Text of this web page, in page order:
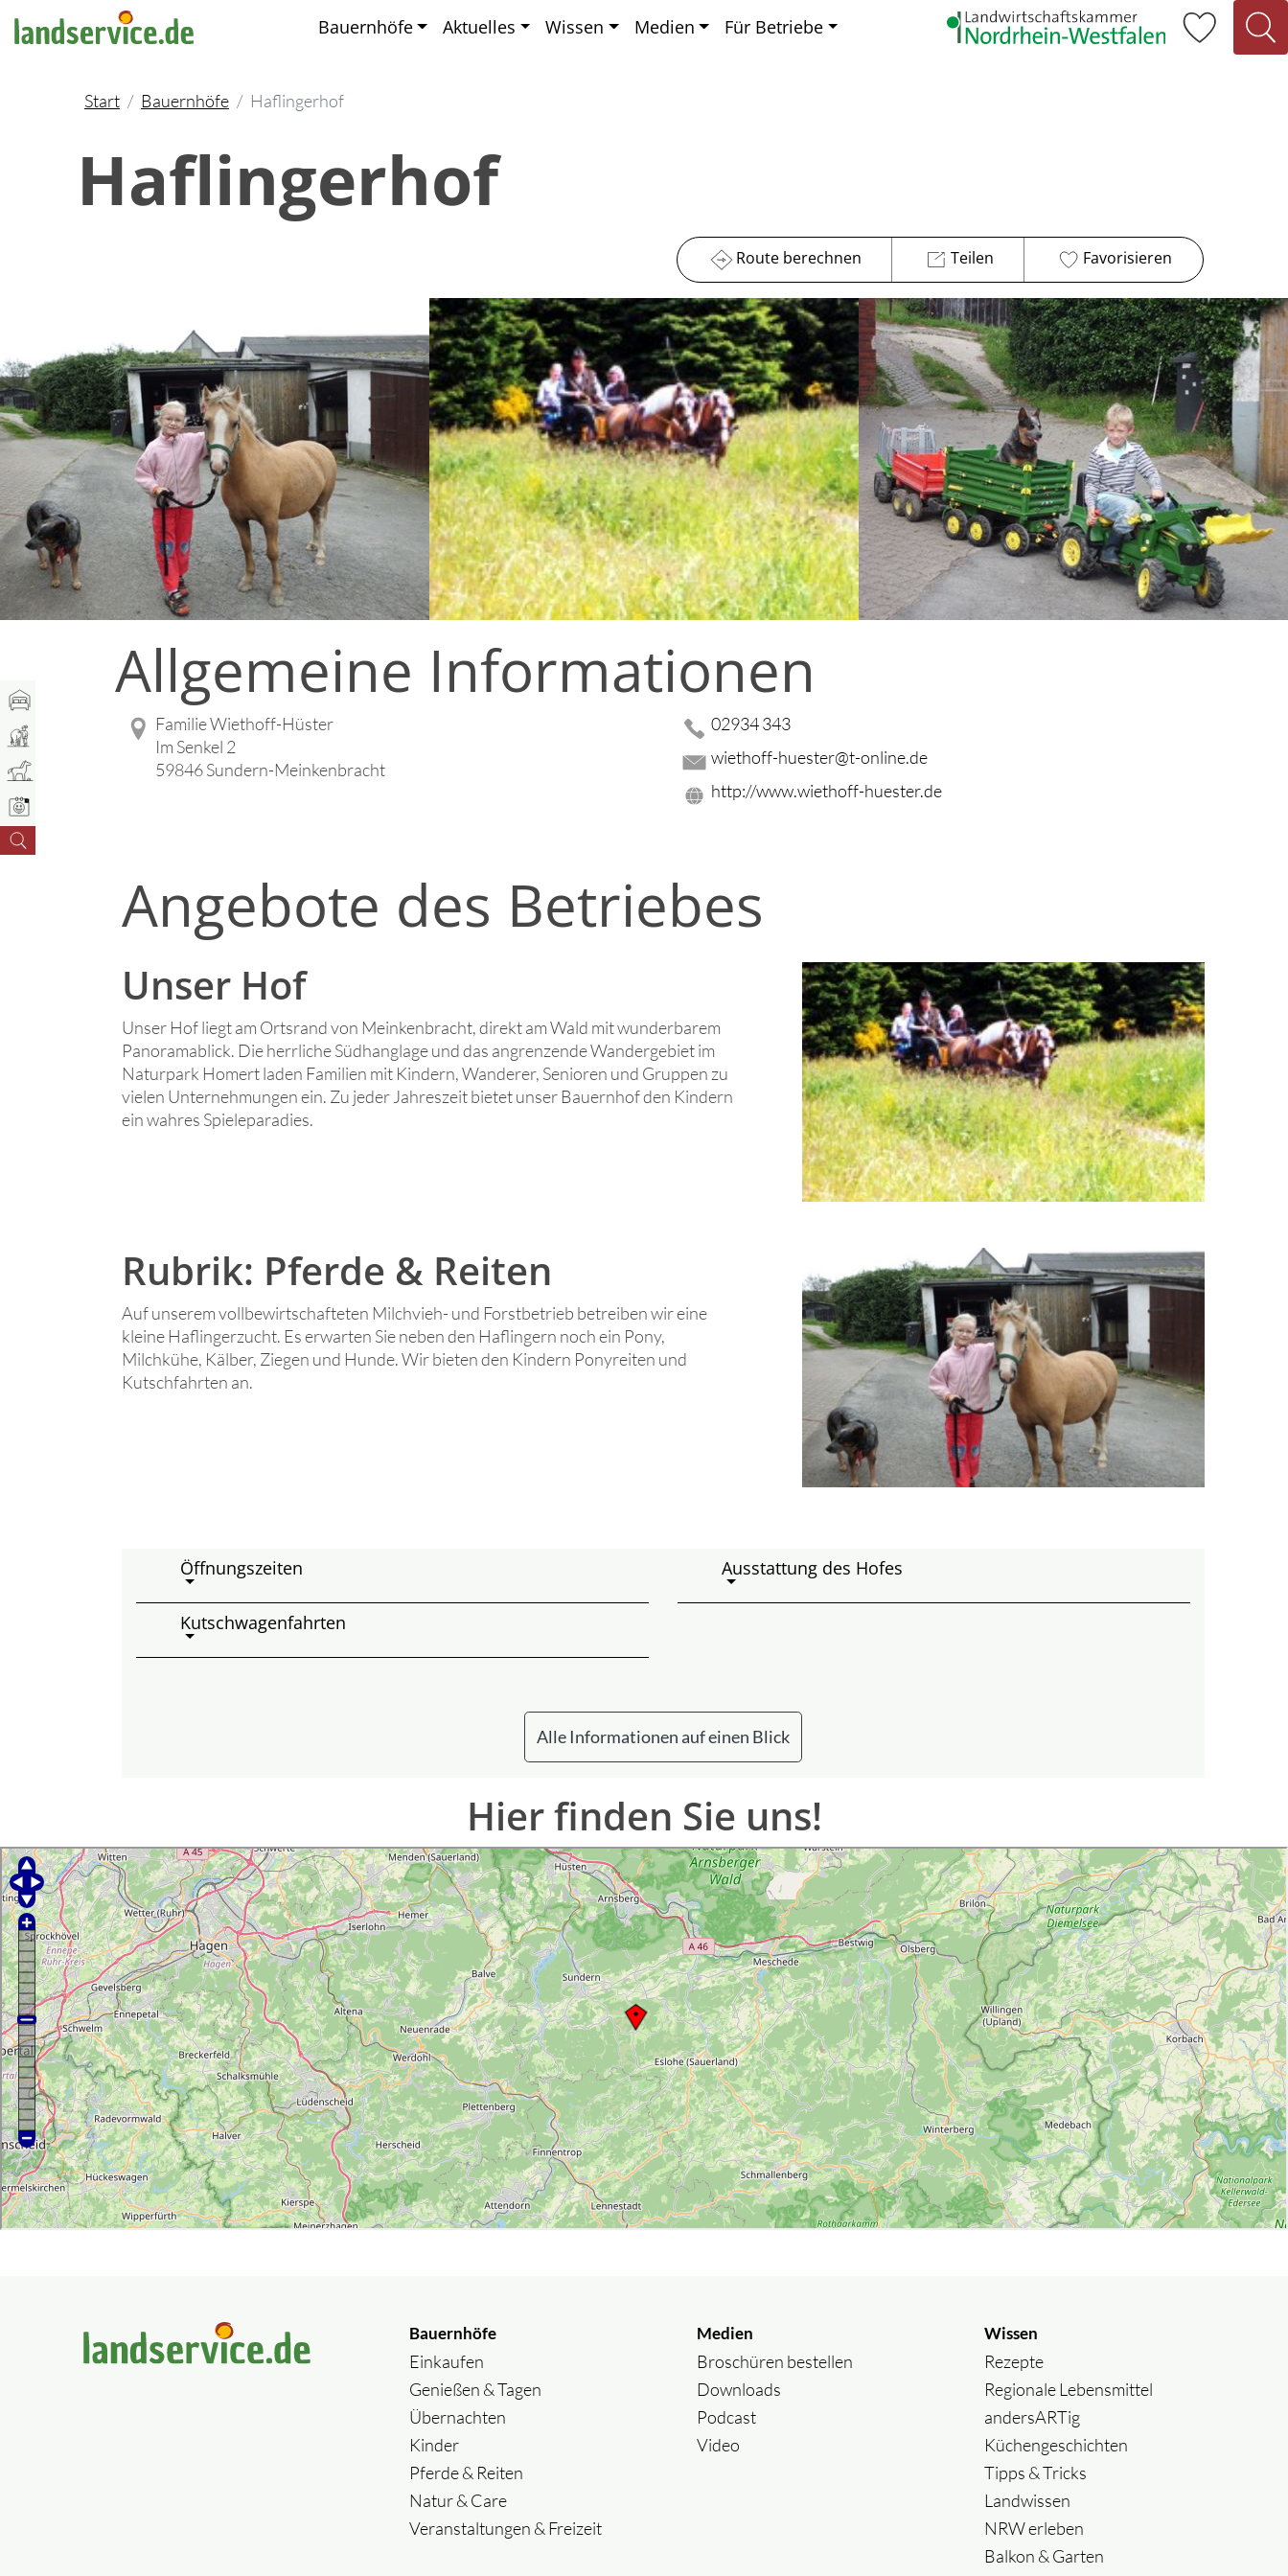
Bauernhöfe Aktuelles Wissen Medien Für Betriebe
Start Bauernhöfe Haflingerhof
Haflingerhof
Route berechnen Teilen Favorisieren
Allgemeine Informationen
Familie Wiethoff-Hüster
Im Senkel 2
59846 Sundern-Meinkenbracht
02934 343
wiethoff-huester@t-online.de
http://www.wiethoff-huester.de
Angebote des Betriebes
Unser Hof
Unser Hof liegt am Ortsrand von Meinkenbracht, direkt am Wald mit wunderbarem
Panoramablick. Die herrliche Südhanglage und das angrenzende Wandergebiet im
Naturpark Homert laden Familien mit Kindern, Wanderer, Senioren und Gruppen zu
vielen Unternehmungen ein. Zu jeder Jahreszeit bietet unser Bauernhof den Kindern
ein wahres Spieleparadies.
Rubrik: Pferde & Reiten
Auf unserem vollbewirtschafteten Milchvieh- und Forstbetrieb betreiben wir eine
kleine Haflingerzucht. Es erwarten Sie neben den Haflingern noch ein Pony,
Milchkühe, Kälber, Ziegen und Hunde. Wir bieten den Kindern Ponyreiten und
Kutschfahrten an.
Öffnungszeiten
Kutschwagenfahrten
Ausstattung des Hofes
Alle Informationen auf einen Blick
Hier finden Sie uns!
Bauernhöfe
Einkaufen
Genießen & Tagen
Übernachten
Kinder
Pferde & Reiten
Natur & Care
Veranstaltungen & Freizeit
Medien
Broschüren bestellen
Downloads
Podcast
Video
Wissen
Rezepte
Regionale Lebensmittel
andersARTig
Küchengeschichten
Tipps & Tricks
Landwissen
NRW erleben
Balkon & Garten